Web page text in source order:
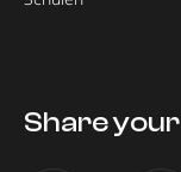
Share